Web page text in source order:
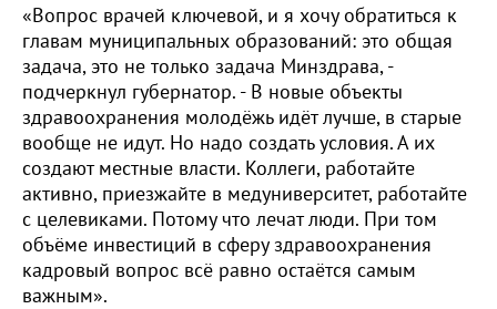
«Вопрос врачей ключевой, и я хочу обратиться к
главам муниципальных образований: это общая
задача, это не только задача Минздрава, -
подчеркнул губернатор. - В новые объекты
здравоохранения молодёжь идёт лучше, в старые
вообще не идут. Но надо создать условия. А их
создают местные власти. Коллеги, работайте
активно, приезжайте в медуниверситет, работайте
с целевиками. Потому что лечат люди. При том
объёме инвестиций в сферу здравоохранения
кадровый вопрос всё равно остаётся самым
важным».